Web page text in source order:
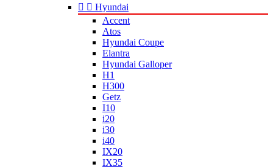
  Hyundai
Accent
Atos
Hyundai Coupe
Elantra
Hyundai Galloper
H1
H300
Getz
I10
i20
i30
i40
IX20
IX35